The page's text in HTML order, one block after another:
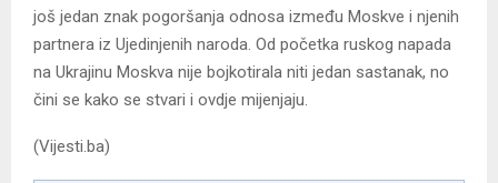
još jedan znak pogoršanja odnosa između Moskve i njenih
partnera iz Ujedinjenih naroda. Od početka ruskog napada
na Ukrajinu Moskva nije bojkotirala niti jedan sastanak, no
čini se kako se stvari i ovdje mijenjaju.
(Vijesti.ba)